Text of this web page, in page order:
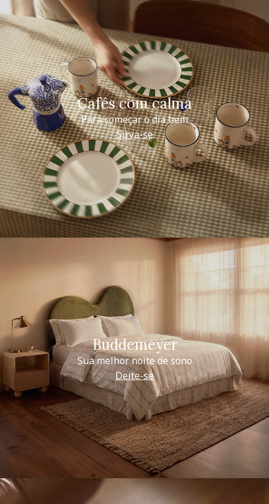
Cafés com calma
Para começar o dia bem
Sirva-se
Buddemeyer
Sua melhor noite de sono
Deite-se